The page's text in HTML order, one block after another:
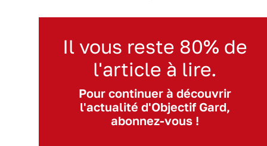
Il vous reste 80% de
l'article à lire.
Pour continuer à découvrir
l'actualité d'Objectif Gard,
abonnez-vous !